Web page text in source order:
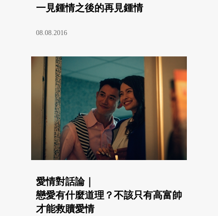
一見鍾情之後的再見鍾情
08.08.2016
愛情對話論｜
戀愛有什麼道理？不該只有高富帥
才能救贖愛情